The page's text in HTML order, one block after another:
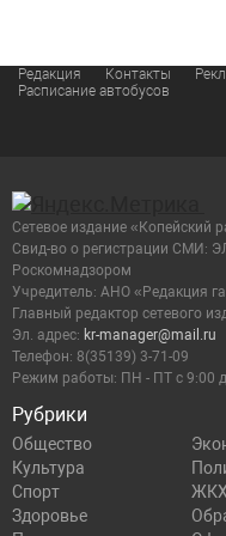
Редакция Контакты
Расписание автобусов
Рубрики
Общество
Культура
Спорт
ЖКХ
Здоровье
Сетевое издание «Копейский
Cвид-во о регистрации СМИ:
Роскомнадзором
Учредитель: АНО «Редакция
Главный редактор сетевого
Эл. адрес: kr-manager@mail.ru
Телефон: 8(35139) 3-71-09
Режим работы: ПН - ПТ с 9:00